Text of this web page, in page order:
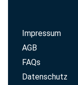
Impressum
AGB
FAQs
Datenschutz